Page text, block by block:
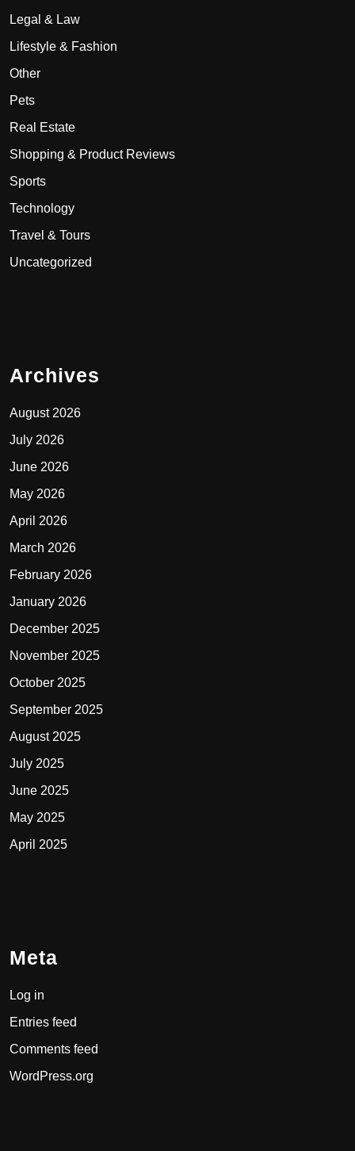
Legal & Law
Lifestyle & Fashion
Other
Pets
Real Estate
Shopping & Product Reviews
Sports
Technology
Travel & Tours
Uncategorized
Archives
August 2026
July 2026
June 2026
May 2026
April 2026
March 2026
February 2026
January 2026
December 2025
November 2025
October 2025
September 2025
August 2025
July 2025
June 2025
May 2025
April 2025
Meta
Log in
Entries feed
Comments feed
WordPress.org